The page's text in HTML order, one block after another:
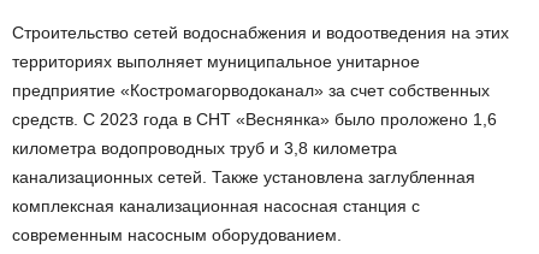
Строительство сетей водоснабжения и водоотведения на этих
территориях выполняет муниципальное унитарное
предприятие «Костромагорводоканал» за счет собственных
средств. С 2023 года в СНТ «Веснянка» было проложено 1,6
километра водопроводных труб и 3,8 километра
канализационных сетей. Также установлена заглубленная
комплексная канализационная насосная станция с
современным насосным оборудованием.